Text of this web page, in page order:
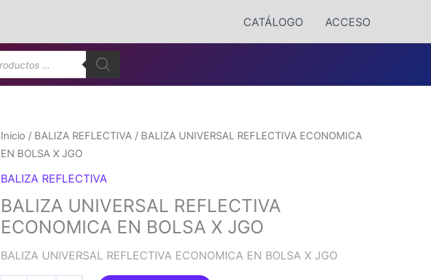
CATÁLOGO ACCESO
Inicio / BALIZA REFLECTIVA / BALIZA UNIVERSAL REFLECTIVA ECONOMICA
EN BOLSA X JGO
BALIZA REFLECTIVA
BALIZA UNIVERSAL REFLECTIVA
ECONOMICA EN BOLSA X JGO
BALIZA UNIVERSAL REFLECTIVA ECONOMICA EN BOLSA X JGO